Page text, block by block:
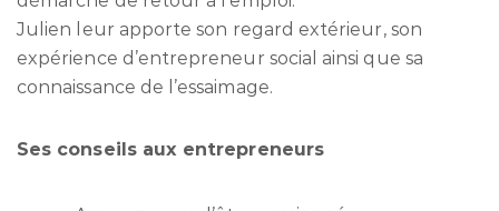
Julien leur apporte son regard extérieur, son
expérience d’entrepreneur social ainsi que sa
connaissance de l’essaimage.
Ses conseils aux entrepreneurs